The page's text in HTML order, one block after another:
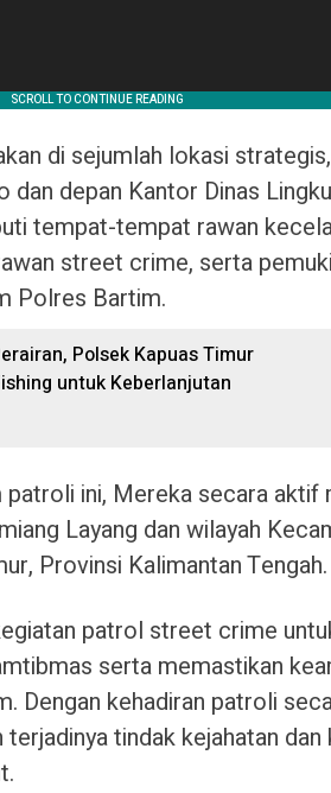
di sejumlah lokasi
dan depan Kantor Dinas
tempat-tempat rawan
street crime, serta
Polres Bartim.
Polsek Kapuas Timur
untuk Keberlanjutan
ini, Mereka secara aktif
Layang dan wilayah
Provinsi Kalimantan Tengah.
patrol street crime
serta memastikan
Dengan kehadiran patroli
tindak kejahatan dan